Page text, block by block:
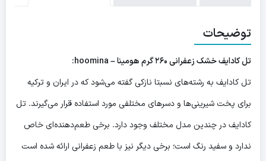
توضیحات
تل کادایف خشک زعفرانی ۲۶۰ گرم هومینا – hoomina:
تل کادایف به رشته‌های نسبتا نازکی گفته می‌شود که در ایران و ترکیه
برای پخت شیرینی‌ها و دسرهای مختلفی مورد استفاده قرار می‌گیرند. تل
کادایف در چندین مدل مختلف وجود دارد. برخی طعم‌دهنده‌ای خاص
ندارد و سفید رنگ است؛ برخی دیگر نیز با طعم زعفرانی ارائه شده است